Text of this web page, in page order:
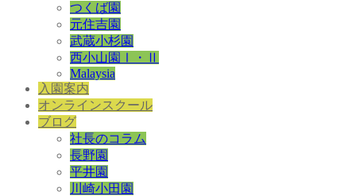
つくば園
元住吉園
武蔵小杉園
西小山園Ⅰ・Ⅱ
Malaysia
入園案内
オンラインスクール
ブログ
社長のコラム
長野園
平井園
川崎小田園